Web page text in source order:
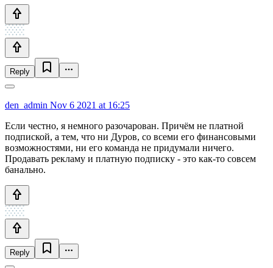
Reply
den_admin Nov 6 2021 at 16:25
Если честно, я немного разочарован. Причём не платной
подпиской, а тем, что ни Дуров, со всеми его финансовыми
возможностями, ни его команда не придумали ничего.
Продавать рекламу и платную подписку - это как-то совсем
банально.
Reply